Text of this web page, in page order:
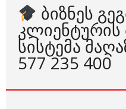
ᲑᲘᲖᲜᲔᲡ
ᲙᲚᲘᲔᲜᲢᲣᲠᲘᲡ
ᲡᲘᲡᲢᲔᲛᲐ
577 235 400